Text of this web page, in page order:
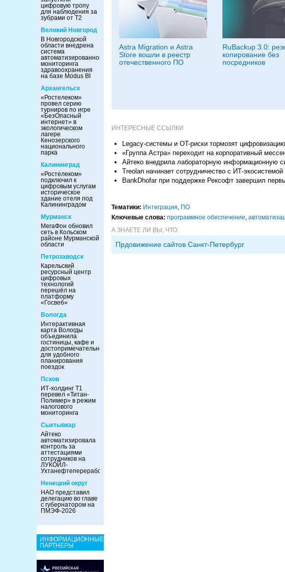
цифровую тропу
для наблюдения за
зубрами от Т2
Великий Новгород
В Новгородской
области внедрена
система
автоматизированного
мониторинга
здравоохранения
на базе Modus BI
Архангельск
«Ростелеком»
провел серию
турниров по игре
«БезОпасный
интернет» в
экологическом
лагере
Кенозерского
национального
парка
Калининград
«Ростелеком»
подключил к
цифровым услугам
историческое
здание отеля под
Калининградом
Мурманск
МегаФон обновил
сеть в Кольском
районе Мурманской
области
Петрозаводск
Карельский
ресурсный центр
цифровых
технологий
перешёл на
платформу
«Госвеб»
Вологда
Интерактивная
карта Вологды
объединила
гостиницы, кафе и
достопримечательности
для удобного
планирования
поездок
Псков
ИТ-холдинг Т1
перевел «Титан-
Полимер» в режим
налогового
мониторинга
Сыктывкар
Айтеко
автоматизировала
контроль за
аттестациями
сотрудников на
ЛУКОЙЛ-
Ухтанефтепереработка
Ненецкий округ
НАО представил
делегацию во главе
с губернатором на
ПМЭФ-2026
ИНФОРМАЦИОННЫЕ
ПАРТНЕРЫ
Astra Migration и Astra
Store вошли в реестр
отечественного ПО
RuBackup 3.0:
копирование без
посредников
ИНТЕРЕСНЫЕ ССЫЛКИ
Legacy-системы и OT-риски тормозят
«Группа Астра» переходит на корпоративный
Айтеко внедрила лабораторную информационную
Treolan начинает сотрудничество с ИТ-
BankDhofar при поддержке Рексофт завершил
Тематики: Интеграция, ПО
Ключевые слова: программное обеспечение,
А ЗНАЕТЕ ЛИ ВЫ, ЧТО:
Прдовижение сайтов Санкт-Петербург